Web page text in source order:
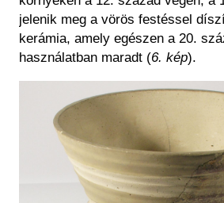
jelenik meg a vörös festéssel
kerámia, amely egészen a 20.
használatban maradt (6. kép).